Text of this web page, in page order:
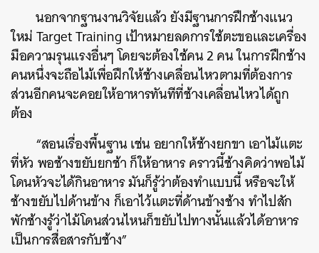
นอกจากฐานงานวิจัยแล้ว ยังมีฐานการฝึกช้างแนว
ใหม่ Target Training เป้าหมายลดการใช้ตะขอและเครื่อง
มือความรุนแรงอื่นๆ โดยจะต้องใช้คน 2 คน ในการฝึกช้าง
คนหนึ่งจะถือไม้เพื่อฝึกให้ช้างเคลื่อนไหวตามที่ต้องการ
ส่วนอีกคนจะคอยให้อาหารทันทีที่ช้างเคลื่อนไหวได้ถูก
ต้อง
“สอนเรื่องพื้นฐาน เช่น อยากให้ช้างยกขา เอาไม้แตะ
ที่หัว พอช้างขยับยกช้า ก็ให้อาหาร คราวนี้ช้างคิดว่าพอไม้
โดนหัวจะได้กินอาหาร มันก็รู้ว่าต้องทำแบบนี้ หรือจะให้
ช้างขยับไปด้านข้าง ก็เอาไว้แตะที่ด้านข้างช้าง ทำไปสัก
พักช้างรู้ว่าไม้โดนส่วนไหนก็ขยับไปทางนั้นแล้วได้อาหาร
เป็นการสื่อสารกับช้าง”